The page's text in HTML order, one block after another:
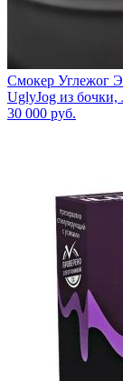
Смокер Углежог
UglyJog из бочки,
30 000 руб.